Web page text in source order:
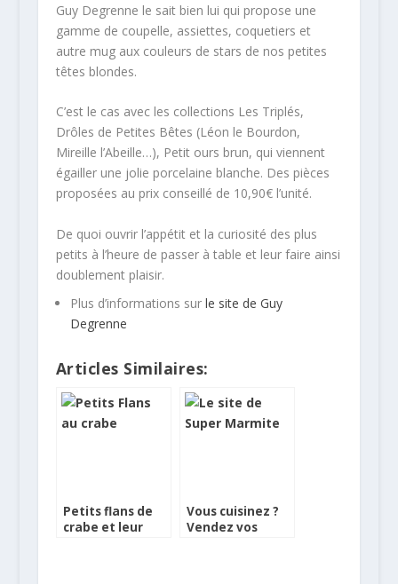
Guy Degrenne le sait bien lui qui propose une
gamme de coupelle, assiettes, coquetiers et
autre mug aux couleurs de stars de nos petites
têtes blondes.
C’est le cas avec les collections Les Triplés,
Drôles de Petites Bêtes (Léon le Bourdon,
Mireille l’Abeille…), Petit ours brun, qui viennent
égailler une jolie porcelaine blanche. Des pièces
proposées au prix conseillé de 10,90€ l’unité.
De quoi ouvrir l’appétit et la curiosité des plus
petits à l’heure de passer à table et leur faire ainsi
doublement plaisir.
Plus d’informations sur le site de Guy
Degrenne
Articles Similaires:
Petits flans de
crabe et leur
Vous cuisinez ?
Vendez vos